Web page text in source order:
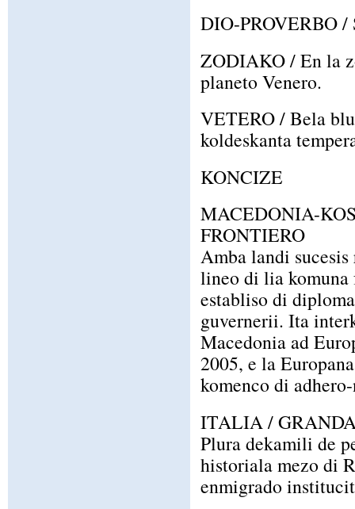
DIO-PROVERBO /
ZODIAKO / En la
planeto Venero.
VETERO / Bela
koldeskanta
KONCIZE
MACEDONIA-
FRONTIERO
Amba landi
lineo di lia komuna
establiso di
guvernerii. Ita
Macedonia ad
2005, e la
komenco di
ITALIA /
Plura dekamili de
historiala mezo di
enmigrado